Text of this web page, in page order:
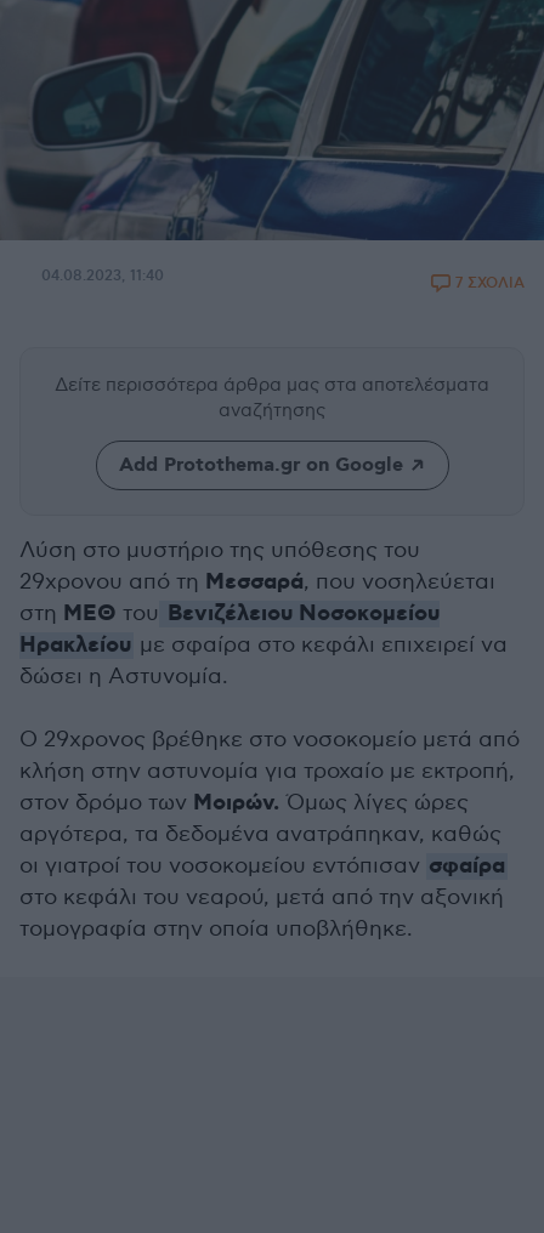
04.08.2023, 11:40 7 ΣΧΟΛΙΑ
Δείτε περισσότερα άρθρα μας στα αποτελέσματα
αναζήτησης
Add Protothema.gr on Google
Λύση στο μυστήριο της υπόθεσης του
29χρονου από τη Μεσσαρά, που νοσηλεύεται
στη ΜΕΘ του Βενιζέλειου Νοσοκομείου
Ηρακλείου με σφαίρα στο κεφάλι επιχειρεί να
δώσει η Αστυνομία.
Ο 29χρονος βρέθηκε στο νοσοκομείο μετά από
κλήση στην αστυνομία για τροχαίο με εκτροπή,
στον δρόμο των Μοιρών. Όμως λίγες ώρες
αργότερα, τα δεδομένα ανατράπηκαν, καθώς
οι γιατροί του νοσοκομείου εντόπισαν σφαίρα
στο κεφάλι του νεαρού, μετά από την αξονική
τομογραφία στην οποία υποβλήθηκε.